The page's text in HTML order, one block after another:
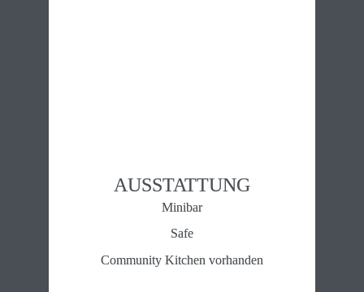
AUSSTATTUNG
Minibar
Safe
Community Kitchen vorhanden